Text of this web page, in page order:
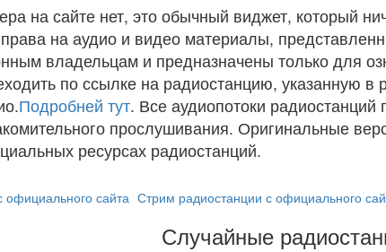
на сайте нет, это обычный виджет, который
на аудио и видео материалы,
владельцам и предназначены только для
по ссылке на радиостанцию, указанную
Подробней тут. Все аудиопотоки
прослушивания. Оригинальные
ресурсах радиостанций.
сайта Стрим радиостанции с официального
Случайные